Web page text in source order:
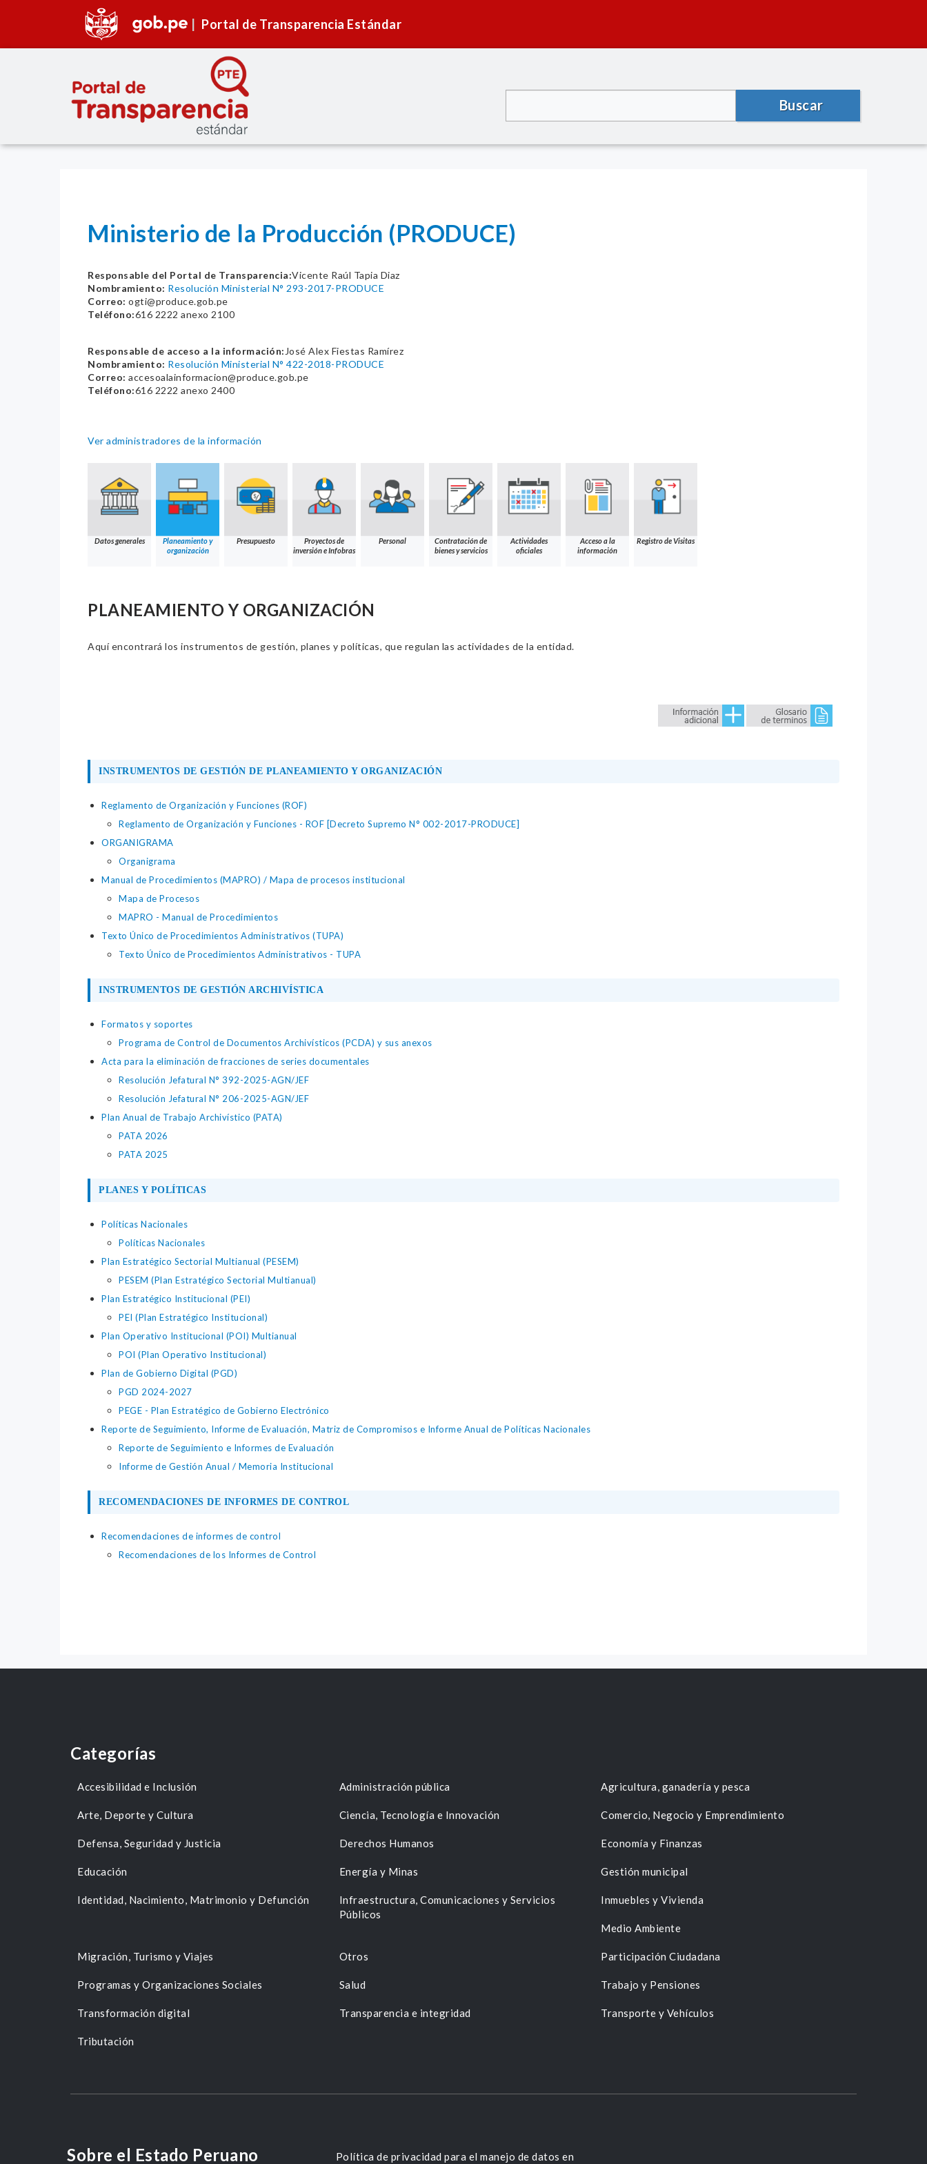
Portal de Transparencia Estándar
Buscar
Ministerio de la Producción (PRODUCE)
Responsable del Portal de Transparencia:Vicente Raúl Tapia Diaz
Nombramiento: Resolución Ministerial N° 293-2017-PRODUCE
Correo: ogti@produce.gob.pe
Teléfono:616 2222 anexo 2100
Responsable de acceso a la información: José Alex Fiestas Ramírez
Nombramiento: Resolución Ministerial N° 422-2018-PRODUCE
Correo: accesoalainformacion@produce.gob.pe
Teléfono:616 2222 anexo 2400
Ver administradores de la información
Datos generales
Planeamiento y
organización
Presupuesto
Proyectos de
inversión e Infobras
Personal
Contratación de
bienes y servicios
Actividades
oficiales
Acceso a la
información
Registro de Visitas
PLANEAMIENTO Y ORGANIZACIÓN
Aquí encontrará los instrumentos de gestión, planes y políticas, que regulan las actividades de la entidad.
INSTRUMENTOS DE GESTIÓN DE PLANEAMIENTO Y ORGANIZACIÓN
Reglamento de Organización y Funciones (ROF)
Reglamento de Organización y Funciones - ROF [Decreto Supremo N° 002-2017-PRODUCE]
ORGANIGRAMA
Organigrama
Manual de Procedimientos (MAPRO) / Mapa de procesos institucional
Mapa de Procesos
MAPRO - Manual de Procedimientos
Texto Único de Procedimientos Administrativos (TUPA)
Texto Único de Procedimientos Administrativos - TUPA
INSTRUMENTOS DE GESTIÓN ARCHIVÍSTICA
Formatos y soportes
Programa de Control de Documentos Archivísticos (PCDA) y sus anexos
Acta para la eliminación de fracciones de series documentales
Resolución Jefatural N° 392-2025-AGN/JEF
Resolución Jefatural N° 206-2025-AGN/JEF
Plan Anual de Trabajo Archivístico (PATA)
PATA 2026
PATA 2025
PLANES Y POLÍTICAS
Políticas Nacionales
Políticas Nacionales
Plan Estratégico Sectorial Multianual (PESEM)
PESEM (Plan Estratégico Sectorial Multianual)
Plan Estratégico Institucional (PEI)
PEI (Plan Estratégico Institucional)
Plan Operativo Institucional (POI) Multianual
POI (Plan Operativo Institucional)
Plan de Gobierno Digital (PGD)
PGD 2024-2027
PEGE - Plan Estratégico de Gobierno Electrónico
Reporte de Seguimiento, Informe de Evaluación, Matriz de Compromisos e Informe Anual de Políticas Nacionales
Reporte de Seguimiento e Informes de Evaluación
Informe de Gestión Anual / Memoria Institucional
RECOMENDACIONES DE INFORMES DE CONTROL
Recomendaciones de informes de control
Recomendaciones de los Informes de Control
Categorías
Accesibilidad e Inclusión Administración pública Agricultura, ganadería y pesca
Arte, Deporte y Cultura Ciencia, Tecnología e Innovación Comercio, Negocio y Emprendimiento
Defensa, Seguridad y Justicia Derechos Humanos Economía y Finanzas
Educación Energía y Minas Gestión municipal
Identidad, Nacimiento, Matrimonio y Defunción
Infraestructura, Comunicaciones y Servicios
Públicos
Inmuebles y Vivienda
Medio Ambiente
Migración, Turismo y Viajes Otros Participación Ciudadana
Programas y Organizaciones Sociales Salud Trabajo y Pensiones
Transformación digital Transparencia e integridad Transporte y Vehículos
Tributación
Sobre el Estado Peruano Política de privacidad para el manejo de datos en